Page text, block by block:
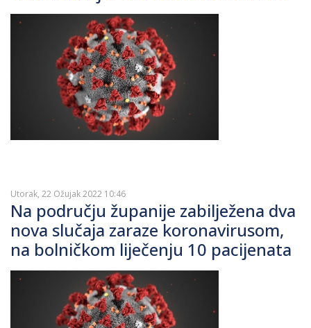
Utorak, 22 Ožujak 2022 10:46
Na području županije zabilježena dva
nova slučaja zaraze koronavirusom,
na bolničkom liječenju 10 pacijenata